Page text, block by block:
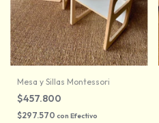
Mesa y Sillas Montessori
$457.800
$297.570 con Efectivo